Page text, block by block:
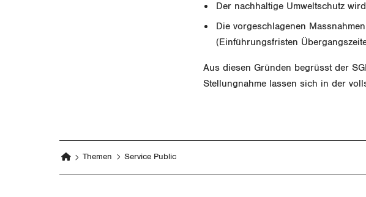
Der nachhaltige Umweltschutz
Die vorgeschlagenen
(Einführungsfristen
Aus diesen Gründen begrüsst der
Stellungnahme lassen sich in der
Themen Service Public